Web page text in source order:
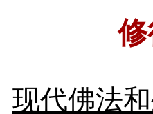
现代佛法